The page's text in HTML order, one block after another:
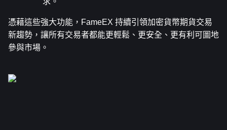
憑藉這些強大功能，FameEX 持續引領加密貨幣期貨交易
新趨勢，讓所有交易者都能更輕鬆、更安全、更有利可圖地
參與市場。